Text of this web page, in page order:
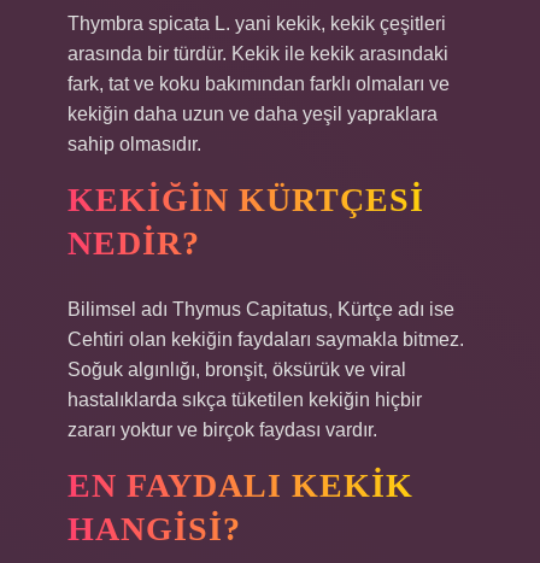
Thymbra spicata L. yani kekik, kekik çeşitleri
arasında bir türdür. Kekik ile kekik arasındaki
fark, tat ve koku bakımından farklı olmaları ve
kekiğin daha uzun ve daha yeşil yapraklara
sahip olmasıdır.
KEKIĞIN KÜRTÇESI
NEDIR?
Bilimsel adı Thymus Capitatus, Kürtçe adı ise
Cehtiri olan kekiğin faydaları saymakla bitmez.
Soğuk algınlığı, bronşit, öksürük ve viral
hastalıklarda sıkça tüketilen kekiğin hiçbir
zararı yoktur ve birçok faydası vardır.
EN FAYDALI KEKIK
HANGISI?